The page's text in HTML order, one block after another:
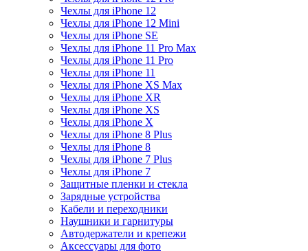
Чехлы для iPhone 12
Чехлы для iPhone 12 Mini
Чехлы для iPhone SE
Чехлы для iPhone 11 Pro Max
Чехлы для iPhone 11 Pro
Чехлы для iPhone 11
Чехлы для iPhone XS Max
Чехлы для iPhone XR
Чехлы для iPhone XS
Чехлы для iPhone X
Чехлы для iPhone 8 Plus
Чехлы для iPhone 8
Чехлы для iPhone 7 Plus
Чехлы для iPhone 7
Защитные пленки и стекла
Зарядные устройства
Кабели и переходники
Наушники и гарнитуры
Автодержатели и крепежи
Аксессуары для фото